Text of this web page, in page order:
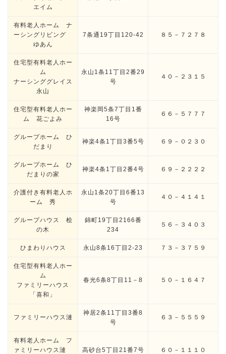
エイム
有料老人ホーム ナ
ーシングリビング
ゆあん
7条通19丁目120-42 ８５－７２７８
住宅型有料老人ホー
ム
ナーシンググレイス
永山
永山1条11丁目2番29
号
４０－２３１５
住宅型有料老人ホー
ム 花ごよみ
神楽岡5条7丁目1番
16号
６６－５７７７
グループホーム ひ
だまり
神楽4条1丁目3番5号 ６９－０２３０
グループホーム ひ
だまりの家
神楽4条1丁目2番4号 ６９－２２２２
介護付き有料老人ホ
ーム 秀
永山1条20丁目6番13
号
４０－４１４１
グループハウス 桧
の木
錦町19丁目2166番
234
５６－３４０３
ひまわりハウス 永山8条16丁目2-23 ７３－３７５９
住宅型有料老人ホー
ム
ファミリーハウス
「喜和」
春光6条8丁目11－8 ５０－１６４７
ファミリーハウス漣
神居2条11丁目3番8
号
６３－５５５９
有料老人ホーム フ
ァミリーハウス漣
高砂台5丁目21番7号 ６０－１１１０